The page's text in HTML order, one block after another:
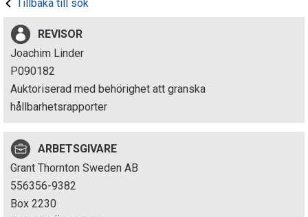
s
i
n
s
p
e
k
Tillbaka till sök
REVISOR
Joachim Linder
P090182
Auktoriserad med behörighet att granska
hållbarhetsrapporter
ARBETSGIVARE
Grant Thornton Sweden AB
556356-9382
Box 2230